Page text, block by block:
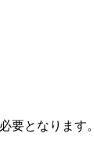
要となります。